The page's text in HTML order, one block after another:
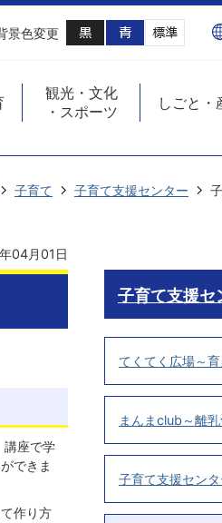
景色変更
観光・文化
・スポーツ
しごと・
子育て 子育て支援センター
04月01日
講座で学
できま
作り方
子育て支援セ
てくてく広場～
まんまclub～離
子育て支援センタ